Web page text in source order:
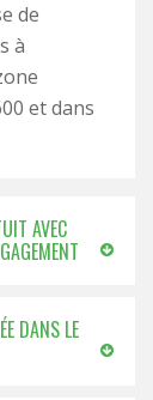
de
à
et dans
AVEC
DANS LE